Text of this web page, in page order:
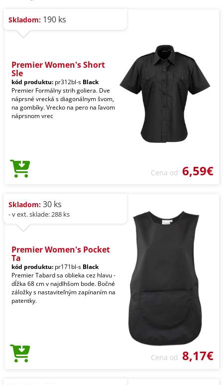
Skladom: 190 ks
Premier Women's Short
Sle
kód produktu: pr312bl-s Black
Premier Formálny strih goliera. Dve
náprsné vrecká s diagonálnym švom,
na gombíky. Vrecko na pero na ľavom
náprsnom vrec
Cena od 6,59€
Skladom: 30 ks
- v ext. sklade: 288 ks
Premier Women's Pocket
Ta
kód produktu: pr171bl-s Black
Premier Tabard sa oblieka cez hlavu -
dĺžka 68 cm v najdlhšom bode. Bočné
záložky s nastaviteľným zapínaním na
patentky.
Cena od 8,17€